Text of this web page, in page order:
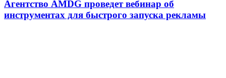
Агентство AMDG проведет вебинар об
инструментах для быстрого запуска рекламы